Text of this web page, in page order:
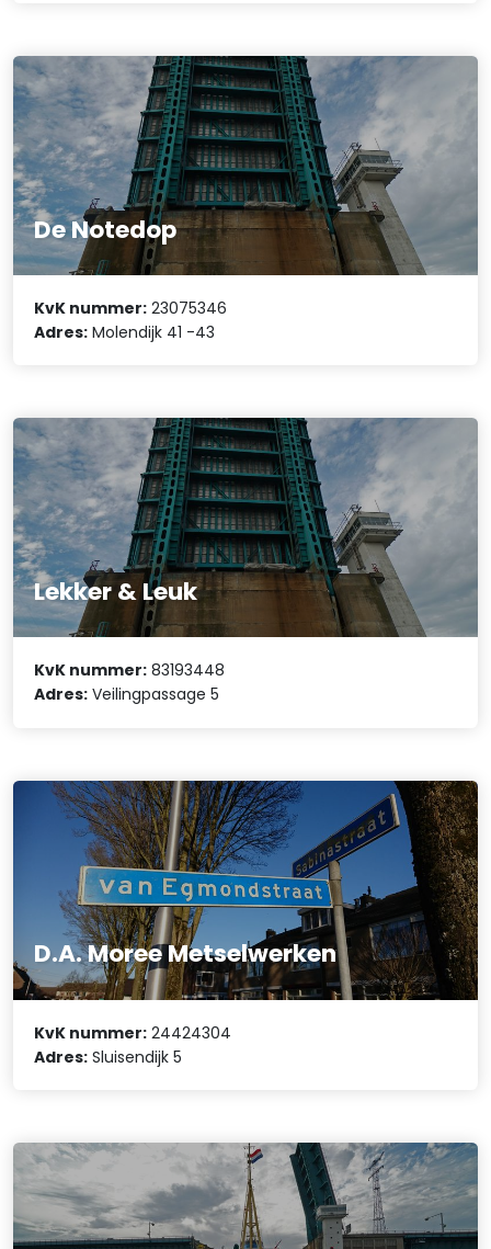
De Notedop
KvK nummer: 23075346
Adres: Molendijk 41 -43
Lekker & Leuk
KvK nummer: 83193448
Adres: Veilingpassage 5
D.A. Moree Metselwerken
KvK nummer: 24424304
Adres: Sluisendijk 5